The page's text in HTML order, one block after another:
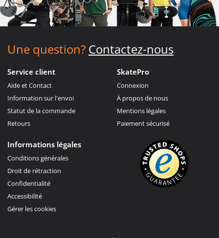
Une question? Contactez-nous
Service client
Aide et Contact
Information sur l'envoi
Statut de la commande
Retours
SkatePro
Connexion
À propos de nous
Mentions légales
Paiement sécurisé
Informations légales
Conditions générales
Droit de rétraction
Confidentialité
Accessibilité
Gérer les cookies